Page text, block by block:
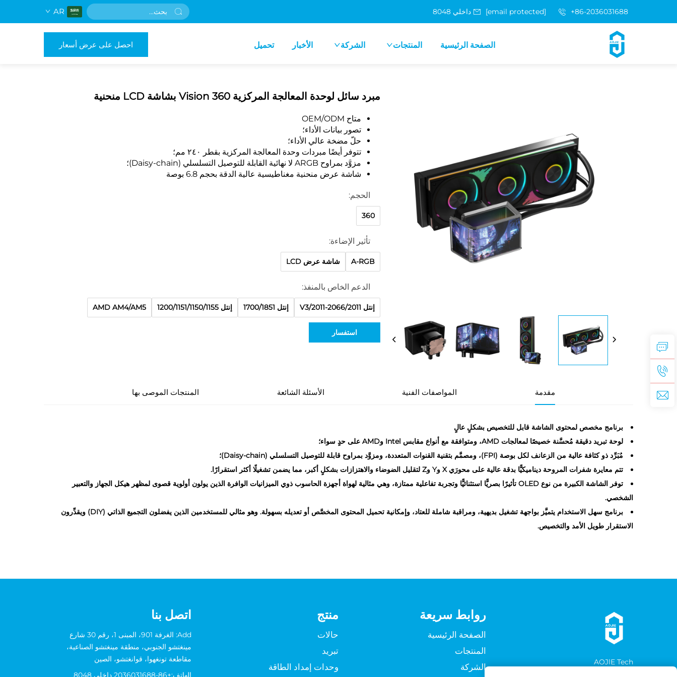
[email protected] +86-2036031688 داخلي 8048 AR
الصفحة الرئيسية المنتجات الشركة الأخبار تحميل احصل على عرض أسعار
مبرد سائل لوحدة المعالجة المركزية Vision 360 بشاشة LCD منحنية
متاح OEM/ODM
تصور بيانات الأداء؛
حلّ مضخة عالي الأداء؛
تتوفر أيضًا مبردات وحدة المعالجة المركزية بقطر ٢٤٠ مم؛
مزوَّد بمراوح ARGB لا نهائية القابلة للتوصيل التسلسلي (Daisy-chain)؛
شاشة عرض منحنية مغناطيسية عالية الدقة بحجم 6.8 بوصة
الحجم:
360
تأثير الإضاءة:
A-RGB شاشة عرض LCD
الدعم الخاص بالمنفذ:
إنتل 2066/2011-V3/2011 إنتل 1700/1851 إنتل 1200/1151/1150/1155 AMD AM4/AM5
استفسار
مقدمة المواصفات الفنية الأسئلة الشائعة المنتجات الموصى بها
برنامج مخصص لمحتوى الشاشة قابل للتخصيص بشكلٍ عالٍ
لوحة تبريد دقيقة مُحسَّنة خصيصًا لمعالجات AMD، ومتوافقة مع أنواع مقابس Intel وAMD على حدٍ سواء؛
مُبَرِّد ذو كثافة عالية من الزعانف لكل بوصة (FPI)، ومصمَّم بتقنية القنوات المتعددة، ومزوَّد بمراوح قابلة للتوصيل التسلسلي (Daisy-chain)؛
تتم معايرة شفرات المروحة ديناميكيًّا بدقة عالية على محورَي X وY وZ لتقليل الضوضاء والاهتزازات بشكلٍ أكبر، مما يضمن تشغيلًا أكثر استقرارًا.
توفر الشاشة الكبيرة من نوع OLED تأثيرًا بصريًّا استثنائيًّا وتجربة تفاعلية ممتازة، وهي مثالية لهواة أجهزة الحاسوب ذوي الميزانيات الوافرة الذين يولون أولوية قصوى لمظهر هيكل الجهاز والتعبير
الشخصي.
برنامج سهل الاستخدام يتميَّز بواجهة تشغيل بديهية، ومراقبة شاملة للعتاد، وإمكانية تحميل المحتوى المخصَّص أو تعديله بسهولة. وهو مثالي للمستخدمين الذين يفضلون التجميع الذاتي (DIY) ويقدِّرون
الاستقرار طويل الأمد والتخصيص.
AOJlE Tech
روابط سريعة
الصفحة الرئيسية
المنتجات
الشركة
منتج
حالات
تبريد
وحدات إمداد الطاقة
اتصل بنا
Add: الغرفة 901، المبنى 1، رقم 30 شارع
مينغتشو الجنوبي، منطقة مينغتشو الصناعية،
مقاطعة تونغهوا، قوانغتشو، الصين
الهاتف:+86-2036031688 داخلي 8048